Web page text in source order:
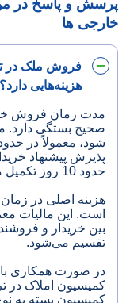
پرسش و پاسخ در
خارجی ها
فروش ملک در
هزینه‌هایی دارد؟
مدت زمان فروش
صحیح بستگی دارد.
پذیرش پیشنهاد
حدود 10 روز تکمیل می‌شود.
هزینه اصلی در
تقسیم می‌شود.
در صورت همکاری با
کمیسیون املاک در
کمیسیون بسته به